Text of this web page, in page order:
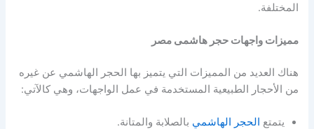
المختلفة.
مميزات واجهات حجر هاشمى مصر
هناك العديد من المميزات التي يتميز بها الحجر الهاشمي عن غيره
من الأحجار الطبيعية المستخدمة في عمل الواجهات، وهي كالآتي:
يتمتع الحجر الهاشمي بالصلابة والمتانة.